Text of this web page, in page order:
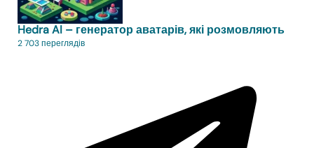
Hedra AI – генератор аватарів, які розмовляють
2 703 переглядів